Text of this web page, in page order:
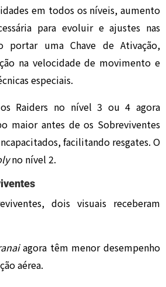
em todos os níveis, aumento
para evoluir e ajustes nas
portar uma Chave de Ativação,
na velocidade de movimento e
especiais.
Raiders no nível 3 ou 4 agora
maior antes de os Sobreviventes
facilitando resgates. O
no nível 2.
dois visuais receberam
agora têm menor desempenho
aérea.